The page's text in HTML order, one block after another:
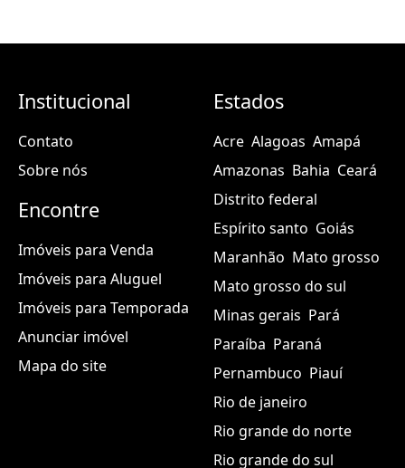
Institucional
Contato
Sobre nós
Encontre
Imóveis para Venda
Imóveis para Aluguel
Imóveis para Temporada
Anunciar imóvel
Mapa do site
Estados
Acre Alagoas Amapá
Amazonas Bahia Ceará
Distrito federal
Espírito santo Goiás
Maranhão Mato grosso
Mato grosso do sul
Minas gerais Pará
Paraíba Paraná
Pernambuco Piauí
Rio de janeiro
Rio grande do norte
Rio grande do sul